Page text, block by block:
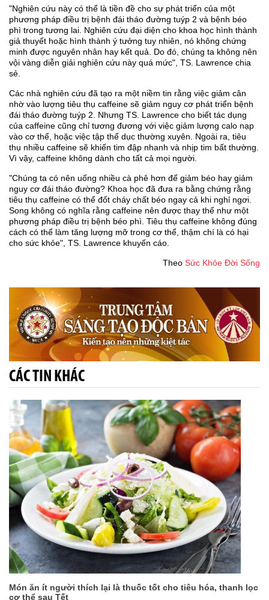
"Nghiên cứu này có thể là tiền đề cho sự phát triển của một
phương pháp điều trị bệnh đái tháo đường tuýp 2 và bệnh béo
phì trong tương lai. Nghiên cứu đại diện cho khoa học hình thành
giả thuyết hoặc hình thành ý tưởng tuy nhiên, nó không chứng
minh được nguyên nhân hay kết quả. Do đó, chúng ta không nên
vội vàng diễn giải nghiên cứu này quá mức", TS. Lawrence chia
sẻ.
Các nhà nghiên cứu đã tạo ra một niềm tin rằng việc giảm cân
nhờ vào lượng tiêu thụ caffeine sẽ giảm nguy cơ phát triển bệnh
đái tháo đường tuýp 2. Nhưng TS. Lawrence cho biết tác dụng
của caffeine cũng chỉ tương đương với việc giảm lượng calo nạp
vào cơ thể, hoặc việc tập thể dục thường xuyên. Ngoài ra, tiêu
thụ nhiều caffeine sẽ khiến tim đập nhanh và nhịp tim bất thường.
Vì vậy, caffeine không dành cho tất cả mọi người.
"Chúng ta có nên uống nhiều cà phê hơn để giảm béo hay giảm
nguy cơ đái tháo đường? Khoa học đã đưa ra bằng chứng rằng
tiêu thụ caffeine có thể đốt cháy chất béo ngay cả khi nghỉ ngơi.
Song không có nghĩa rằng caffeine nên được thay thế như một
phương pháp điều trị bệnh béo phì. Tiêu thụ caffeine không đúng
cách có thể làm tăng lượng mỡ trong cơ thể, thậm chí là có hại
cho sức khỏe", TS. Lawrence khuyến cáo.
Theo Sức Khỏe Đời Sống
CÁC TIN KHÁC
Món ăn ít người thích lại là thuốc tốt cho tiêu hóa, thanh lọc
cơ thể sau Tết